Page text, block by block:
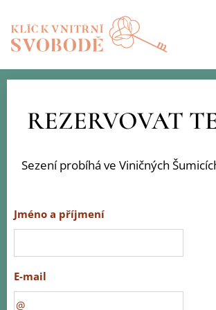
REZERVOVAT
Sezení probíhá ve Viničných
Jméno a příjmení
E-mail